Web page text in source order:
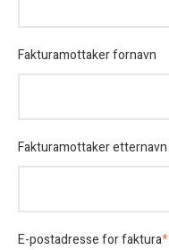
Fakturamottaker fornavn
Fakturamottaker etternavn
E-postadresse for faktura*